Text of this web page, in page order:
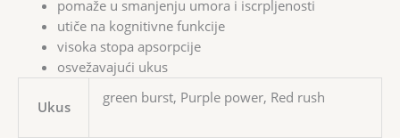
pomaže u smanjenju umora i iscrpljenosti
utiče na kognitivne funkcije
visoka stopa apsorpcije
osvežavajući ukus
Ukus
green burst, Purple power, Red rush